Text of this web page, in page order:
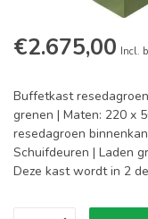
€2.675,00 Incl.
Buffetkast
grenen | Maten: 220 x
resedagroen
Schuifdeuren | Laden
Deze kast wordt in 2